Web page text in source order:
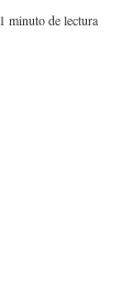
1 minuto de lectura